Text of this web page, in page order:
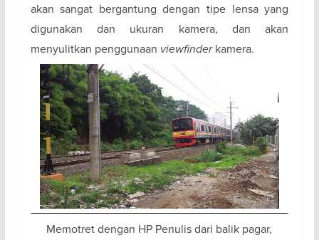
akan sangat bergantung dengan tipe lensa yang
digunakan dan ukuran kamera, dan akan
menyulitkan penggunaan viewfinderkamera.
Memotret dengan HP Penulis dari balik pagar,